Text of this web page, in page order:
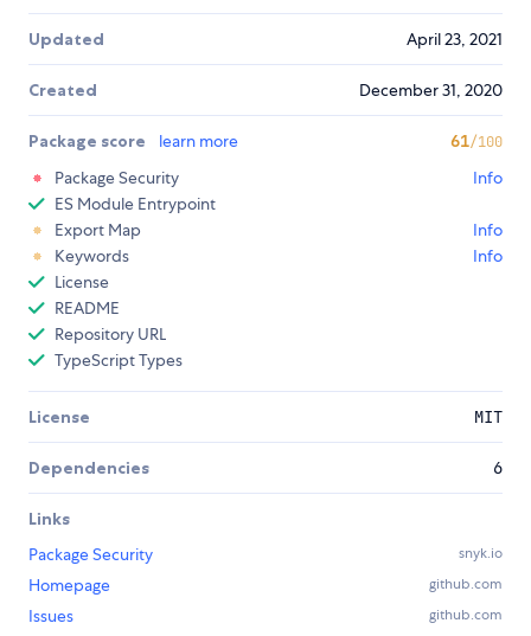
Updated April 23, 2021
Created December 31, 2020
Package score learn more 61/100
Package Security
Info
ES Module Entrypoint
Export Map
Info
Keywords
Info
License
README
Repository URL
TypeScript Types
License MIT
Dependencies 6
Links
Package Security
snyk.io
Homepage github.com
Issues github.com